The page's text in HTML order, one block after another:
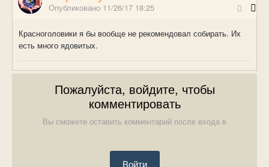
Опубликовано 11/26/17 18:25
Красноголовики я бы вообще не рекомендовал собирать. Их
есть много ядовитых.
Пожалуйста, войдите, чтобы
комментировать
Вы сможете оставить комментарий после входа в
Войти